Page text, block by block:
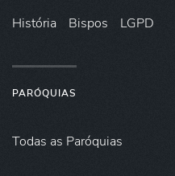
História Bispos LGPD
PARÓQUIAS
Todas as Paróquias